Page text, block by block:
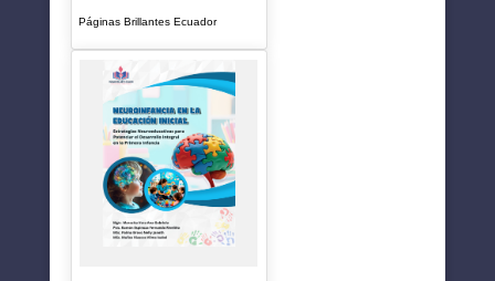
Páginas Brillantes Ecuador